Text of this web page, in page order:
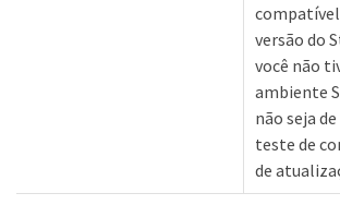
versão do
você não
ambiente
não seja
teste de
de